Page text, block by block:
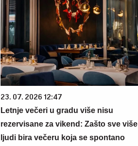
23. 07. 2026 12:47
Letnje večeri u gradu više nisu
rezervisane za vikend: Zašto sve više
ljudi bira večeru koja se spontano